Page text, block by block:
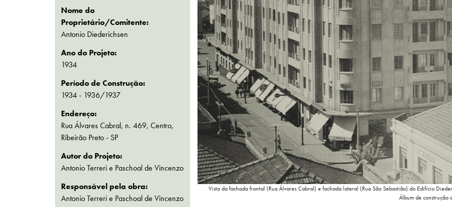
Nome do
Proprietário/Comitente:
Antonio Diederichsen
Ano do Projeto:
1934
Período de Construção:
1934 - 1936/1937
Endereço:
Rua Álvares Cabral, n. 469, Centro,
Ribeirão Preto - SP
Autor do Projeto:
Antonio Terreri e Paschoal de Vincenzo
Responsável pela obra:
Antonio Terreri e Paschoal de Vincenzo
Vista da fachada frontal (Rua Álvares Cabral) e fachada lateral (Rua São Sebastião) do Edifício
Álbum de construção